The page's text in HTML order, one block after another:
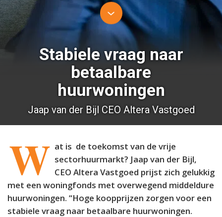
Stabiele vraag naar
betaalbare
huurwoningen
Jaap van der Bijl CEO Altera Vastgoed
W at is de toekomst van de vrije
sectorhuurmarkt? Jaap van der Bijl,
CEO Altera Vastgoed prijst zich gelukkig
met een woningfonds met overwegend middeldure
huurwoningen. “Hoge koopprijzen zorgen voor een
stabiele vraag naar betaalbare huurwoningen.